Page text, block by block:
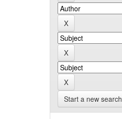
Start a new search